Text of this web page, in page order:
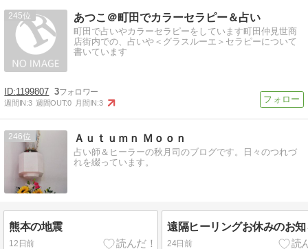
245 あつこ＠町田でカラーセラピー＆占い
町田で占いやカラーセラピーをしています町田仲見世商
店街内での、占いや＜グラスルーエ＞セラピーについて
書いています
1199807 3
週間IN:3 週間OUT:0 月間IN:3
246 Ａｕｔｕｍｎ Ｍｏｏｎ
占い師＆ヒーラーの秋月司のブログです。日々のつれづ
れを綴っています。
熊本の地震
12日前
遠隔ヒーリングお休みのお
24日前